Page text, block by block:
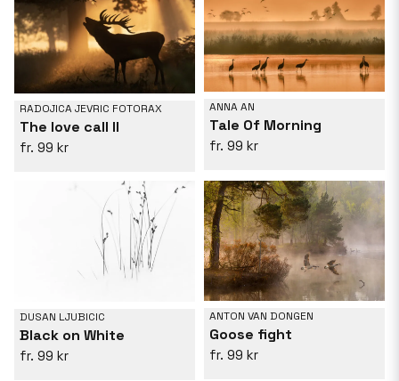
RADOJICA JEVRIC FOTORAX
The love call II
99 kr
ANNA AN
Tale Of Morning
99 kr
DUSAN LJUBICIC
Black on White
99 kr
ANTON VAN DONGEN
Goose fight
99 kr